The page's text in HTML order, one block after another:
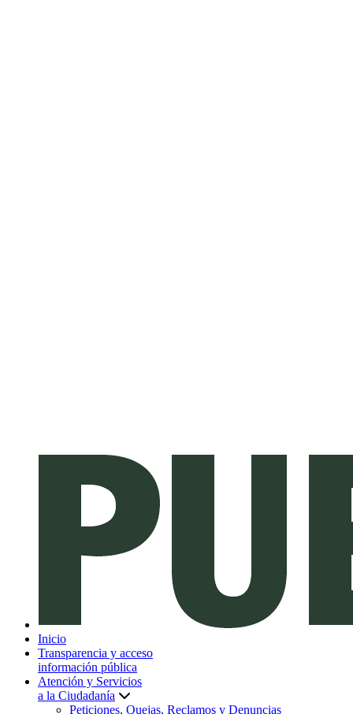
Inicio
Transparencia y acceso
información pública
Atención y Servicios
a la Ciudadanía
Peticiones, Quejas, Reclamos y Denuncias